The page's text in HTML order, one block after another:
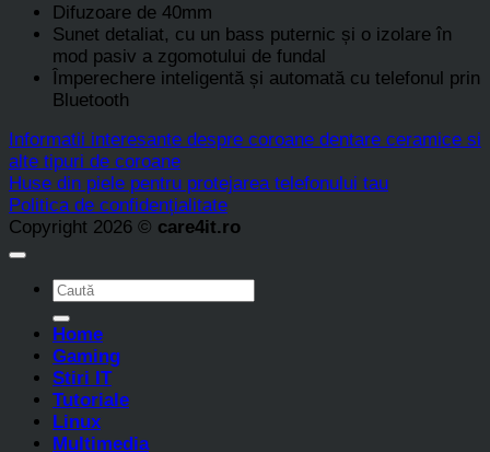
Difuzoare de 40mm
Sunet detaliat, cu un bass puternic și o izolare în
mod pasiv a zgomotului de fundal
Împerechere inteligentă și automată cu telefonul prin
Bluetooth
Informatii interesante despre coroane dentare ceramice si
alte tipuri de coroane
Huse din piele pentru protejarea telefonului tau
Politica de confidențialitate
Copyright 2026 © care4it.ro
Home
Gaming
Stiri IT
Tutoriale
Linux
Multimedia